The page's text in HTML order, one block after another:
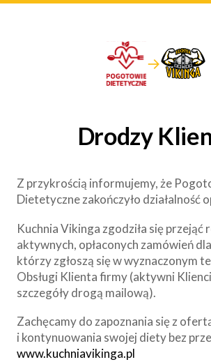
→
Drodzy
Z przykrością informujemy, że
Dietetyczne zakończyło działalność
Kuchnia Vikinga zgodziła się przejąć
aktywnych, opłaconych zamówień
którzy zgłoszą się w wyznaczonym
Obsługi Klienta firmy (aktywni
szczegóły drogą mailową).
Zachęcamy do zapoznania się z
i kontynuowania swojej diety bez
www.kuchniavikinga.pl